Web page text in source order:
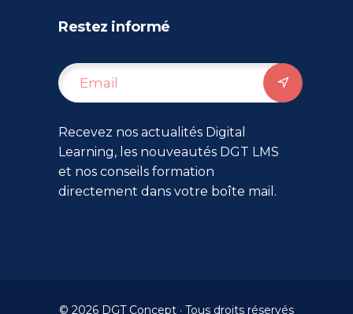
Restez informé
Recevez nos actualités Digital
Learning, les nouveautés DGT LMS
et nos conseils formation
directement dans votre boîte mail.
© 2026 DGT Concept · Tous droits réservés